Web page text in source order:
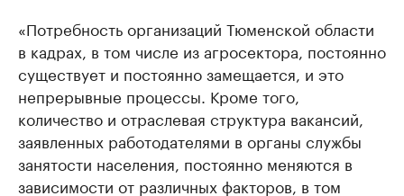
«Потребность организаций Тюменской области
в кадрах, в том числе из агросектора, постоянно
существует и постоянно замещается, и это
непрерывные процессы. Кроме того,
количество и отраслевая структура вакансий,
заявленных работодателями в органы службы
занятости населения, постоянно меняются в
зависимости от различных факторов, в том